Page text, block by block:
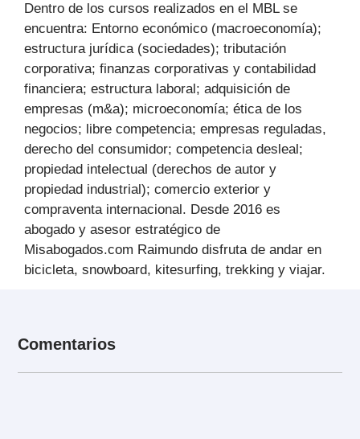
Dentro de los cursos realizados en el MBL se
encuentra: Entorno económico (macroeconomía);
estructura jurídica (sociedades); tributación
corporativa; finanzas corporativas y contabilidad
financiera; estructura laboral; adquisición de
empresas (m&a); microeconomía; ética de los
negocios; libre competencia; empresas reguladas,
derecho del consumidor; competencia desleal;
propiedad intelectual (derechos de autor y
propiedad industrial); comercio exterior y
compraventa internacional. Desde 2016 es
abogado y asesor estratégico de
Misabogados.com Raimundo disfruta de andar en
bicicleta, snowboard, kitesurfing, trekking y viajar.
Comentarios